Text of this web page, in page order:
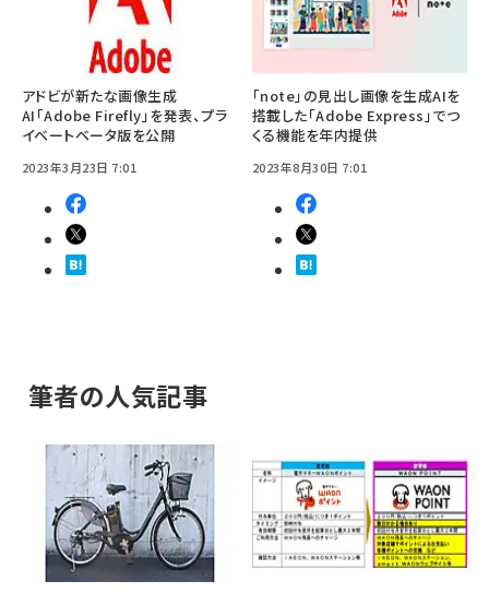
アドビが新たな画像生成
AI「Adobe Firefly」を発表、プラ
イベートベータ版を公開
2023年3月23日 7:01
「note」の見出し画像を生成AIを
搭載した「Adobe Express」でつ
くる機能を年内提供
2023年8月30日 7:01
筆者の人気記事